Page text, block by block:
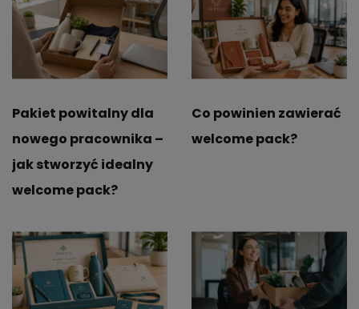
Pakiet powitalny dla
nowego pracownika –
jak stworzyć idealny
welcome pack?
Co powinien zawierać
welcome pack?